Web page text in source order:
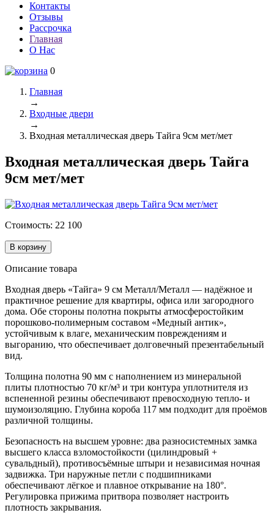
Контакты
Отзывы
Рассрочка
Главная
О Нас
0
Главная
→
Входные двери
→
Входная металлическая дверь Тайга 9см мет/мет
Входная металлическая дверь Тайга
9см мет/мет
Стоимость: 22 100
В корзину
Описание товара
Входная дверь «Тайга» 9 см Металл/Металл — надёжное и
практичное решение для квартиры, офиса или загородного
дома. Обе стороны полотна покрыты атмосферостойким
порошково-полимерным составом «Медный антик»,
устойчивым к влаге, механическим повреждениям и
выгоранию, что обеспечивает долговечный презентабельный
вид.
Толщина полотна 90 мм с наполнением из минеральной
плиты плотностью 70 кг/м³ и три контура уплотнителя из
вспененной резины обеспечивают превосходную тепло- и
шумоизоляцию. Глубина короба 117 мм подходит для проёмов
различной толщины.
Безопасность на высшем уровне: два разносистемных замка
высшего класса взломостойкости (цилиндровый +
сувальдный), противосъёмные штыри и независимая ночная
задвижка. Три наружные петли с подшипниками
обеспечивают лёгкое и плавное открывание на 180°.
Регулировка прижима притвора позволяет настроить
плотность закрывания.